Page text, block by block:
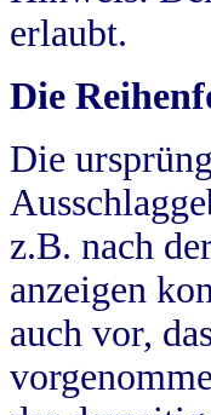
erlaubt.
Die
Die
z.B. nach
anzeigen
auch vor,